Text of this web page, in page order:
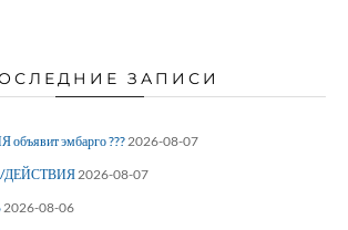
ЗАПИСИ
эмбарго ??? 2026-08-07
ДЕЙСТВИЯ 2026-08-07
2026-08-06